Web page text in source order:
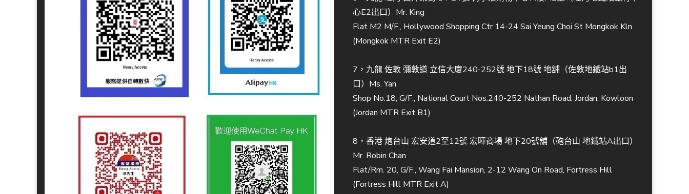
心E2出口）Mr. King
Flat M2 M/F., Hollywood Shopping Ctr 14-24 Sai Yeung Choi St Mongkok Kln
(Mongkok MTR Exit E2)
7，九龍 佐敦 彌敦道 立信大廈240-252號 地下18號 地舖（佐敦地鐵站b1出
口）Ms. Yan
Shop No.18, G/F., National Court Nos.240-252 Nathan Road, Jordan, Kowloon
(Jordan MTR Exit B1)
8，香港 炮台山 宏安道2至12號 宏暉商場 地下20號舖（砲台山 地鐵站A出口）
Mr. Robin Chan
Flat/Rm. 20, G/F., Wang Fai Mansion, 2-12 Wang On Road, Fortress Hill
(Fortress Hill MTR Exit A)